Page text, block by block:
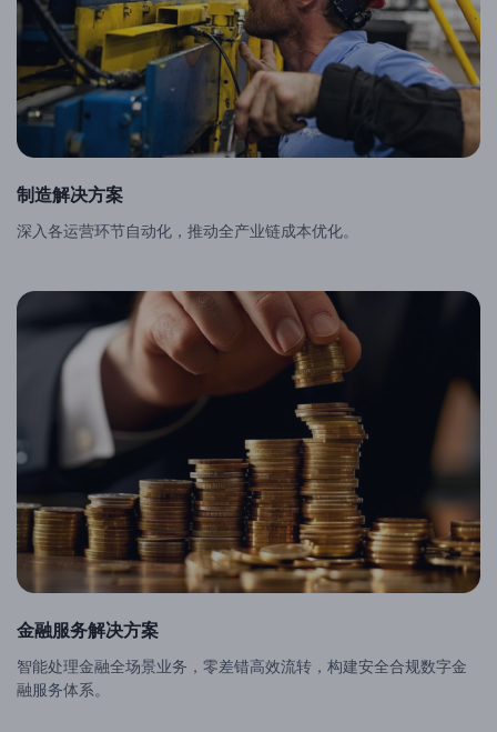
制造解决方案
深入各运营环节自动化，推动全产业链成本优化。
金融服务解决方案
智能处理金融全场景业务，零差错高效流转，构建安全合规数字金
融服务体系。